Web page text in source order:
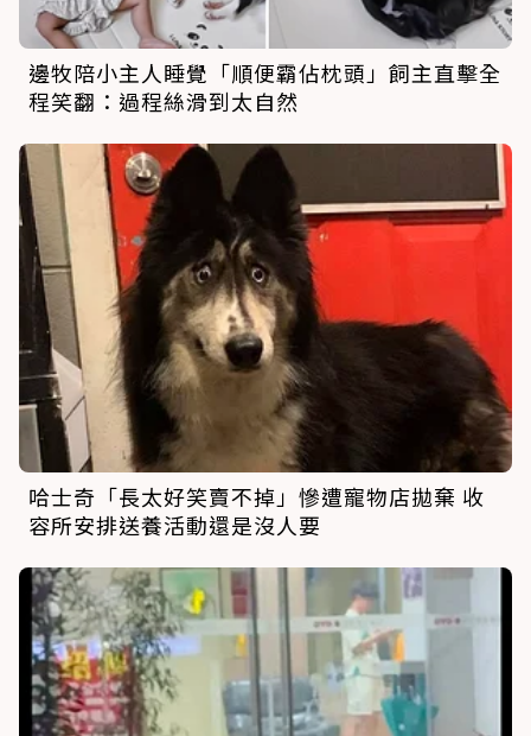
邊牧陪小主人睡覺「順便霸佔枕頭」飼主直擊全
程笑翻：過程絲滑到太自然
哈士奇「長太好笑賣不掉」慘遭寵物店拋棄 收
容所安排送養活動還是沒人要